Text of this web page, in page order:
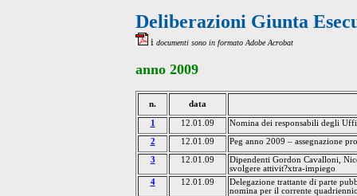
Deliberazioni Giunta
i documenti sono in formato Adobe Acrobat
anno 2009
n. data
1 12.01.09 Nomina dei responsabili degli
2 12.01.09 Peg anno 2009 – assegnazione
3 12.01.09 Dipendenti Gordon Cavalloni
svolgere attivit?xtra-impiego
4
12.01.09
Delegazione trattante di parte
nomina per il corrente